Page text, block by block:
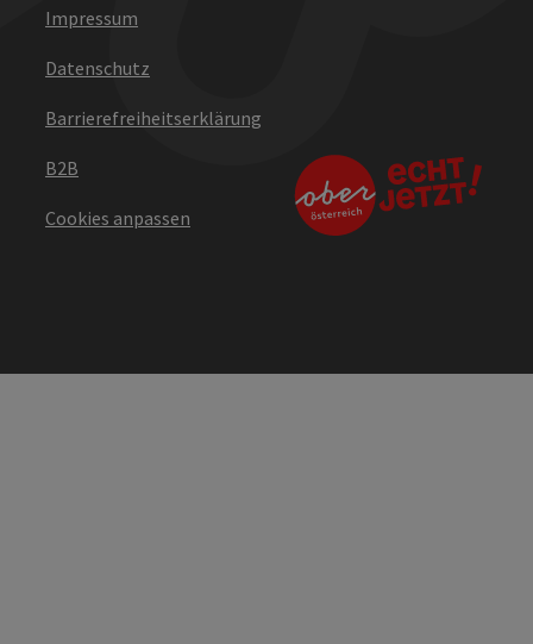
Impressum
Datenschutz
Barrierefreiheitserklärung
B2B
Cookies anpassen